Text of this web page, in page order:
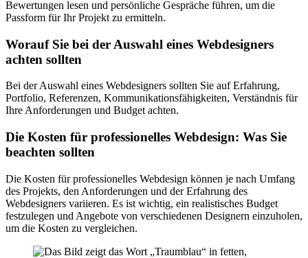
Bewertungen lesen und persönliche Gespräche führen, um die
Passform für Ihr Projekt zu ermitteln.
Worauf Sie bei der Auswahl eines Webdesigners
achten sollten
Bei der Auswahl eines Webdesigners sollten Sie auf Erfahrung,
Portfolio, Referenzen, Kommunikationsfähigkeiten, Verständnis für
Ihre Anforderungen und Budget achten.
Die Kosten für professionelles Webdesign: Was Sie
beachten sollten
Die Kosten für professionelles Webdesign können je nach Umfang
des Projekts, den Anforderungen und der Erfahrung des
Webdesigners variieren. Es ist wichtig, ein realistisches Budget
festzulegen und Angebote von verschiedenen Designern einzuholen,
um die Kosten zu vergleichen.